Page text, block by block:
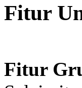
Fitur
Fitur